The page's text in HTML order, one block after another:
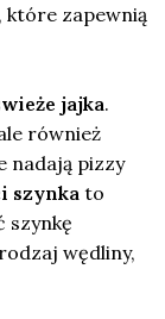
które zapewnią
jajka.
również
nadają pizzy
szynka to
szynkę
wędliny,